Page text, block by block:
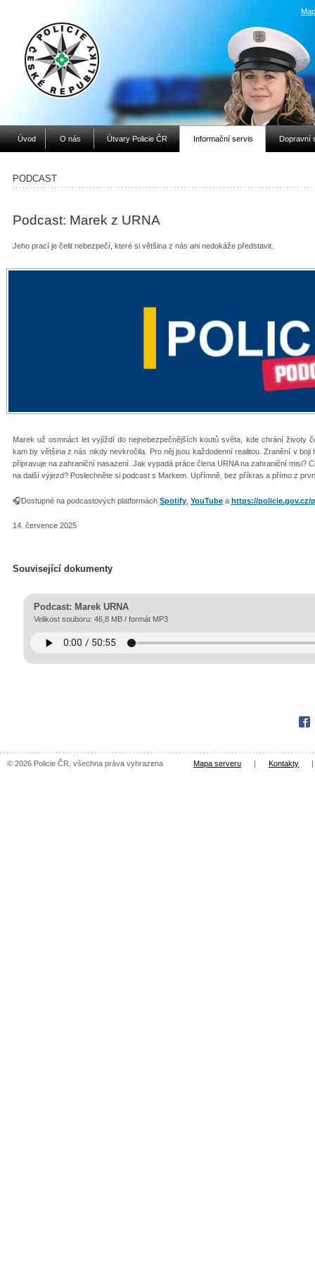
Úvod O nás Útvary Policie ČR Informační servis Dopravní
PODCAST
Podcast: Marek z URNA
Jeho prací je čelit nebezpečí, které si většina z nás ani nedokáže představit.
Marek už osmnáct let vyjíždí do nejnebezpečnějších koutů světa, kde chrání životy
kam by většina z nás nikdy nevkročila. Pro něj jsou každodenní realitou. Zranění v
připravuje na zahraniční nasazení. Jak vypadá práce člena URNA na zahraniční misi?
na další výjezd? Poslechněte si podcast s Markem. Upřímně, bez příkras a přímo z
🎧Dostupné na podcastových platformách Spotify YouTube a https://policie.gov.cz/
14. července 2025
Související dokumenty
Podcast: Marek URNA
Velikost souboru: 46,8 MB / formát MP3
© 2026 Policie ČR, všechna práva vyhrazena Mapa serveru | Kontakty |